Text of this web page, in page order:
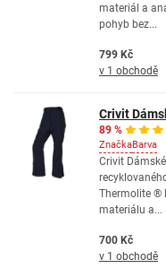
materiál a
pohyb bez...
799 Kč
v 1 obchodě
Crivit
89 %
ZnačkaBarva
Crivit
Thermolite ®
materiálu a...
700 Kč
v 1 obchodě